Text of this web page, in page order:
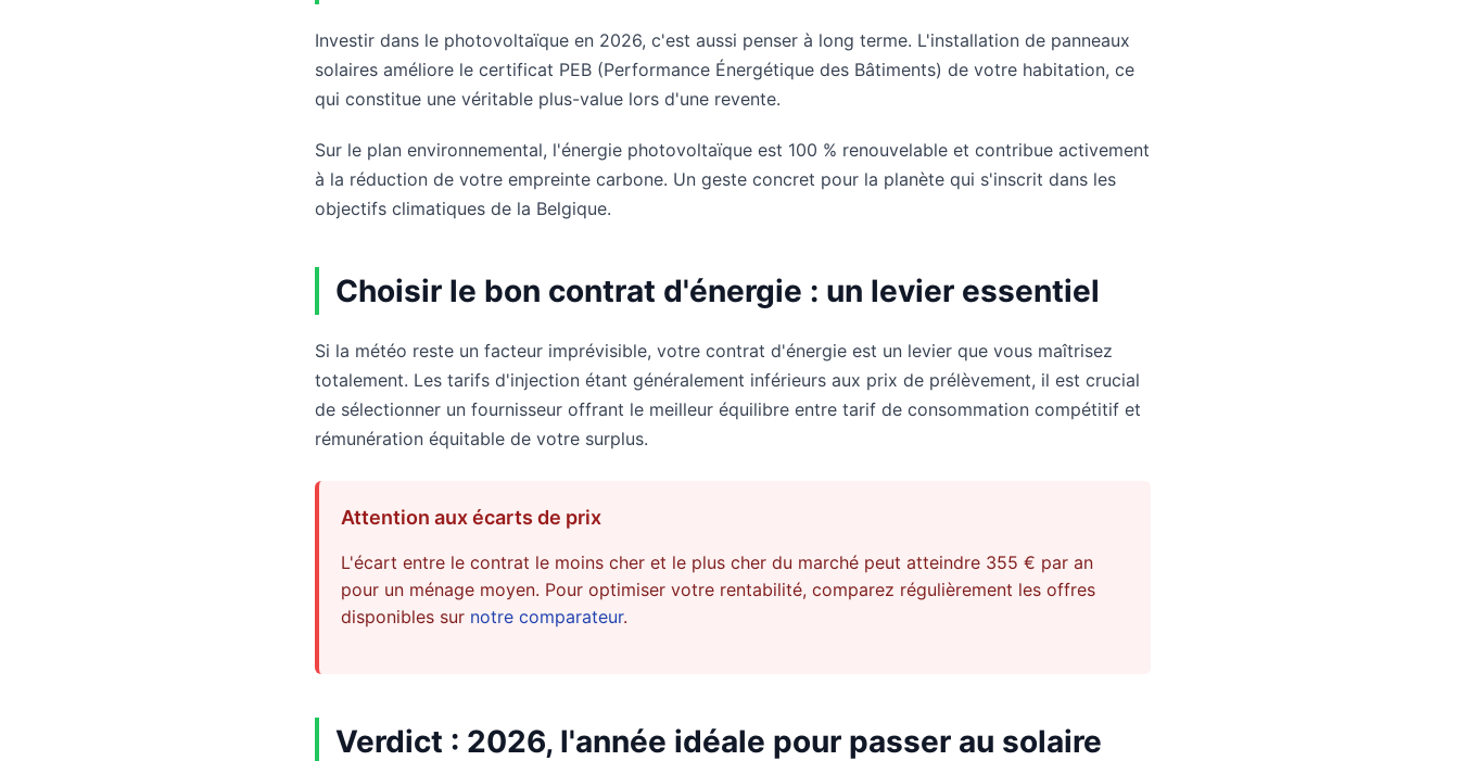
Investir dans le photovoltaïque en 2026, c'est aussi penser à long terme. L'installation de panneaux
solaires améliore le certificat PEB (Performance Énergétique des Bâtiments) de votre habitation, ce
qui constitue une véritable plus-value lors d'une revente.
Sur le plan environnemental, l'énergie photovoltaïque est 100 % renouvelable et contribue activement
à la réduction de votre empreinte carbone. Un geste concret pour la planète qui s'inscrit dans les
objectifs climatiques de la Belgique.
Choisir le bon contrat d'énergie : un levier essentiel
Si la météo reste un facteur imprévisible, votre contrat d'énergie est un levier que vous maîtrisez
totalement. Les tarifs d'injection étant généralement inférieurs aux prix de prélèvement, il est crucial
de sélectionner un fournisseur offrant le meilleur équilibre entre tarif de consommation compétitif et
rémunération équitable de votre surplus.
Attention aux écarts de prix
L'écart entre le contrat le moins cher et le plus cher du marché peut atteindre 355 € par an
pour un ménage moyen. Pour optimiser votre rentabilité, comparez régulièrement les offres
disponibles sur notre comparateur.
Verdict : 2026, l'année idéale pour passer au solaire